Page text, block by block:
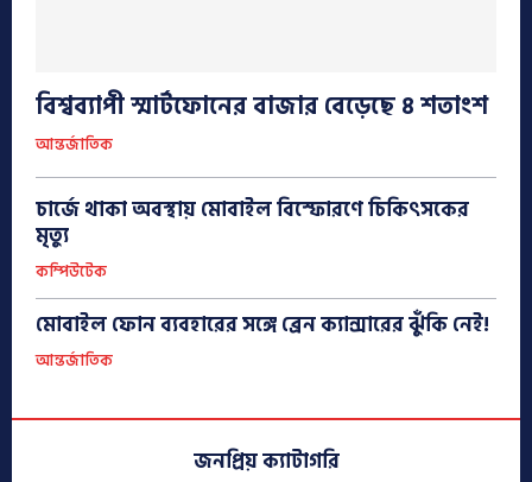
বিশ্বব্যাপী স্মার্টফোনের বাজার বেড়েছে ৪ শতাংশ
আন্তর্জাতিক
চার্জে থাকা অবস্থায় মোবাইল বিস্ফোরণে চিকিৎসকের
মৃত্যু
কম্পিউটেক
মোবাইল ফোন ব্যবহারের সঙ্গে ব্রেন ক্যান্সারের ঝুঁকি নেই!
আন্তর্জাতিক
জনপ্রিয় ক্যাটাগরি